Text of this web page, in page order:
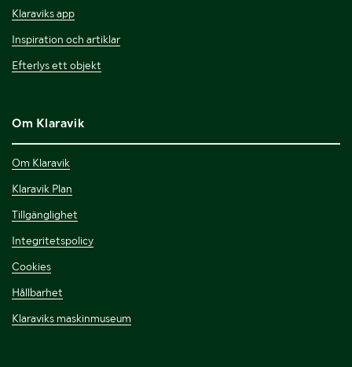
Klaraviks app
Inspiration och artiklar
Efterlys ett objekt
Om Klaravik
Om Klaravik
Klaravik Plan
Tillgänglighet
Integritetspolicy
Cookies
Hållbarhet
Klaraviks maskinmuseum